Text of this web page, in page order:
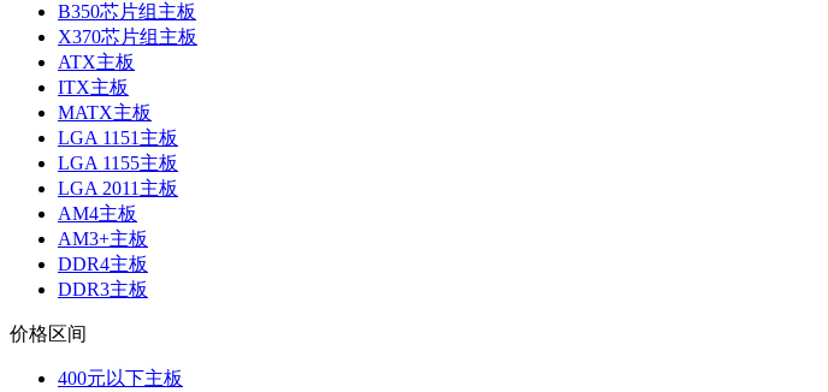
B350芯片组主板
X370芯片组主板
ATX主板
ITX主板
MATX主板
LGA 1151主板
LGA 1155主板
LGA 2011主板
AM4主板
AM3+主板
DDR4主板
DDR3主板
价格区间
400元以下主板